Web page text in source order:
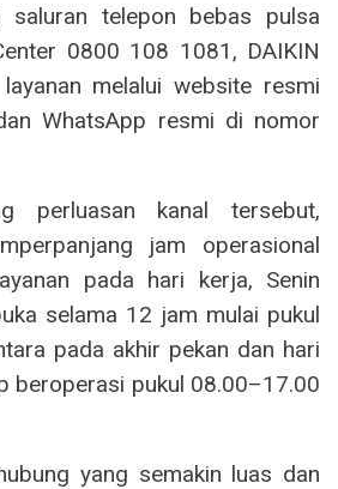
saluran telepon bebas pulsa
0800 108 1081, DAIKIN
melalui website resmi
WhatsApp resmi di nomor
perluasan kanal tersebut,
jam operasional
pada hari kerja, Senin
selama 12 jam mulai pukul
pada akhir pekan dan hari
beroperasi pukul 08.00–17.00
yang semakin luas dan